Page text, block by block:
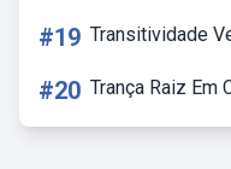
#19 Transitividade
#20 Trança Raiz Em